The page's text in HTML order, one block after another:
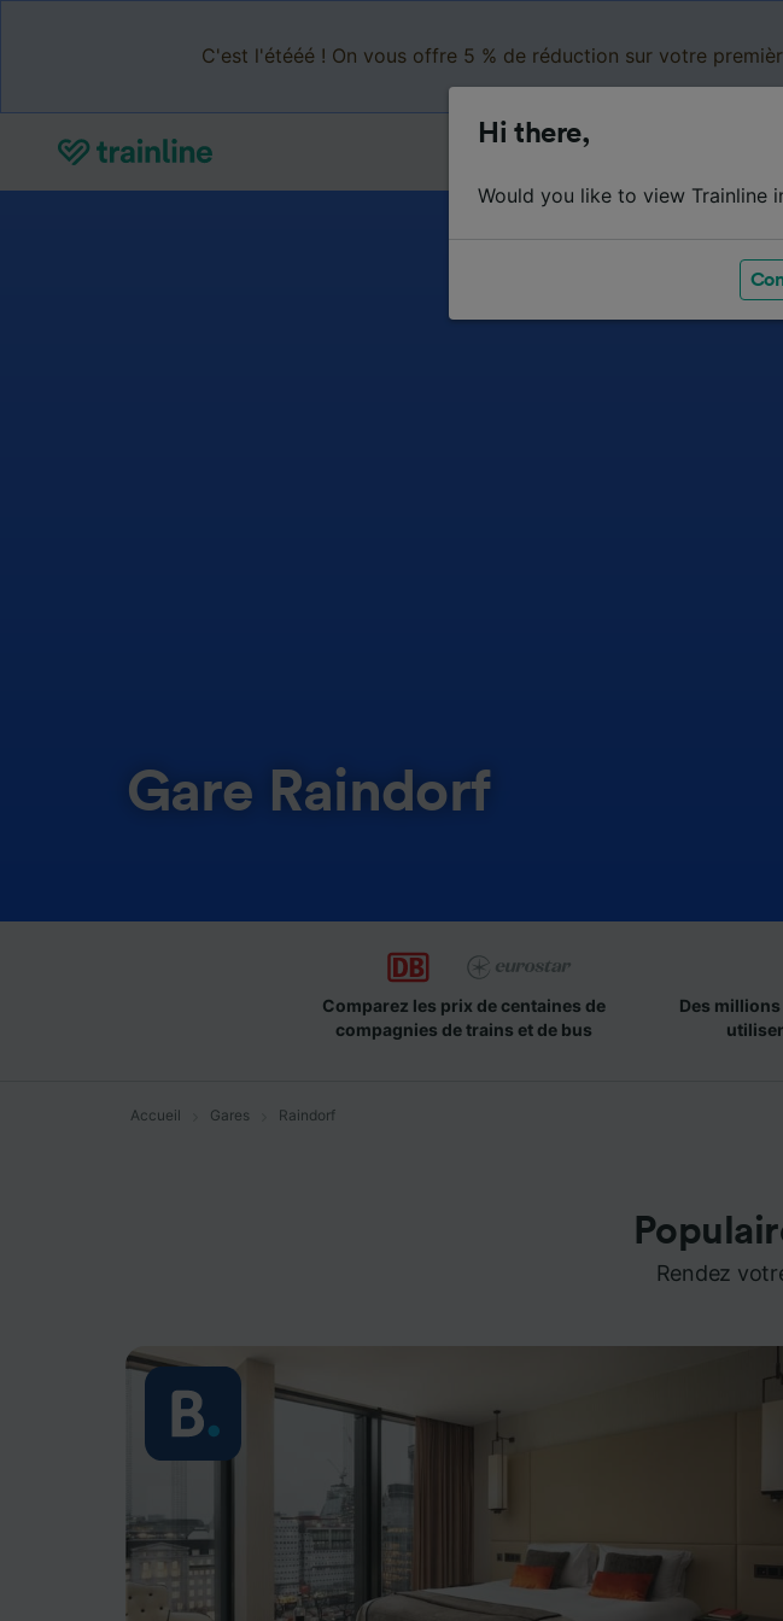
C'est l'étééé ! On vous offre 5 % de réduction sur votre
Gare Raindorf
Comparez les prix de centaines de
compagnies de trains et de bus
Des
Accueil Gares Raindorf
Rendez
Hi there,
Would you like to view Trainline